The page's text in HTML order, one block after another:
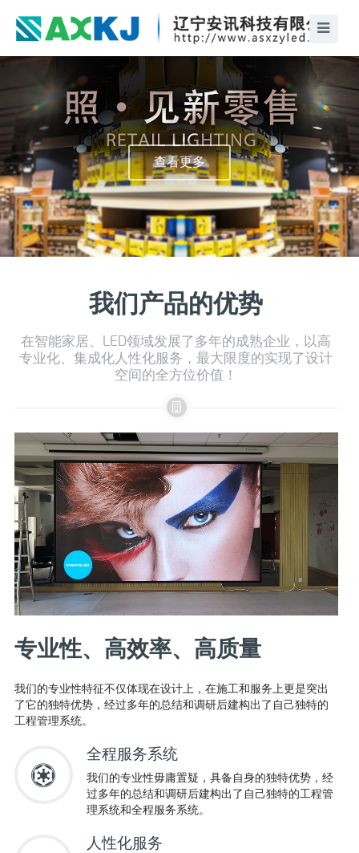
查看更多
我们产品的优势
在智能家居、LED领域发展了多年的成熟企业，以高
专业化、集成化人性化服务，最大限度的实现了设计
空间的全方位价值！
专业性、高效率、高质量
我们的专业性特征不仅体现在设计上，在施工和服务上更是突出
了它的独特优势，经过多年的总结和调研后建构出了自己独特的
工程管理系统。
全程服务系统
我们的专业性毋庸置疑，具备自身的独特优势，经
过多年的总结和调研后建构出了自己独特的工程管
理系统和全程服务系统。
人性化服务